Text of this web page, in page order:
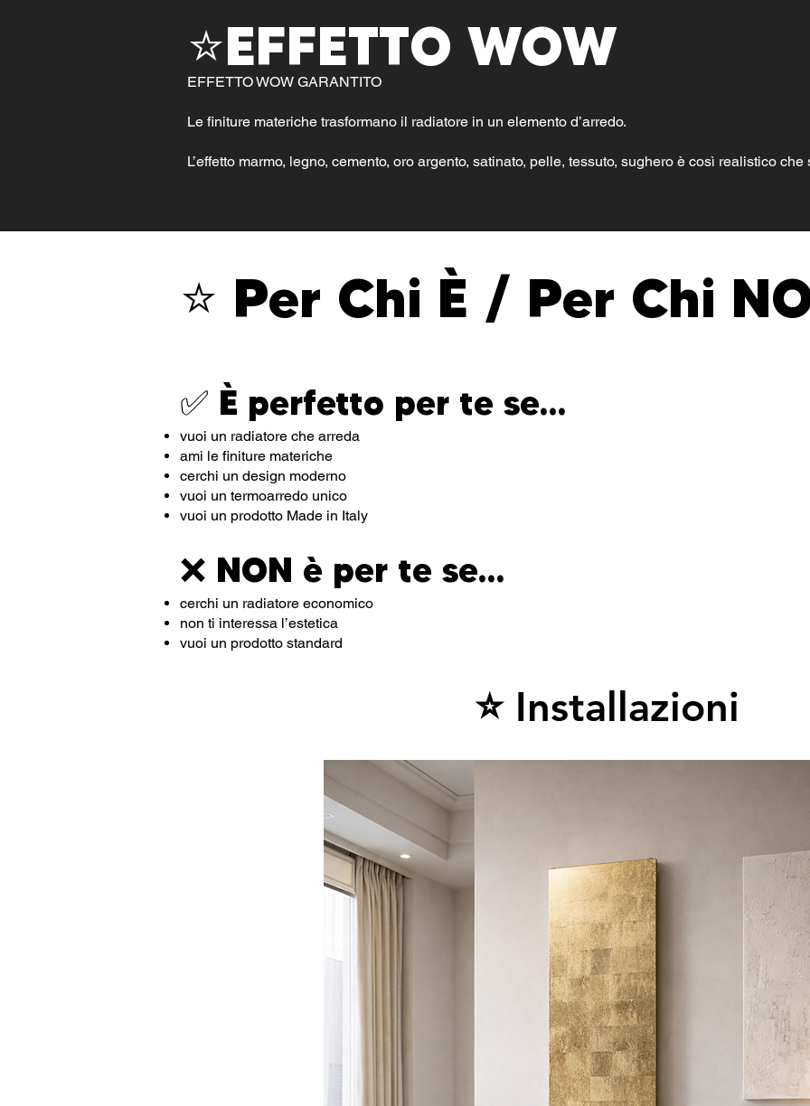
⭐EFFETTO WOW
​EFFETTO WOW GARANTITO
Le finiture materiche trasformano il radiatore in un elemento d’arredo.
L’effetto marmo, legno, cemento, oro argento, satinato, pelle, tessuto, sughero è così realistico che
⭐ Per Chi È / Per Chi
✅ È perfetto per te se…
vuoi un radiatore che arreda
ami le finiture materiche
cerchi un design moderno
vuoi un termoarredo unico
vuoi un prodotto Made in Italy
❌ NON è per te se…
cerchi un radiatore economico
non ti interessa l’estetica
vuoi un prodotto standard
​⭐ Installazioni